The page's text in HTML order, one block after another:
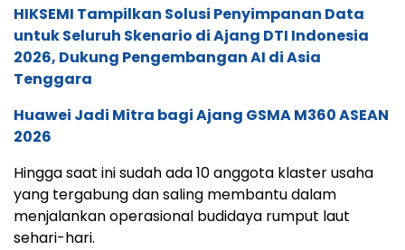
HIKSEMI Tampilkan Solusi Penyimpanan Data
untuk Seluruh Skenario di Ajang DTI Indonesia
2026, Dukung Pengembangan AI di Asia
Tenggara
Huawei Jadi Mitra bagi Ajang GSMA M360 ASEAN
2026
Hingga saat ini sudah ada 10 anggota klaster usaha
yang tergabung dan saling membantu dalam
menjalankan operasional budidaya rumput laut
sehari-hari.